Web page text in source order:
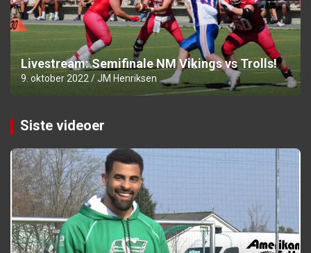
Livestream: Semifinale NM Vikings vs Trolls!
9. oktober 2022 JM Henriksen
Siste videoer